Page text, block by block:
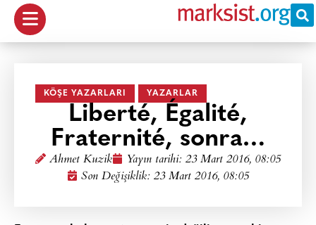
KÖŞE YAZARLARI YAZARLAR
Liberté, Égalité,
Fraternité, sonra…
Ahmet Kuzik Yayın tarihi: 23 Mart 2016, 08:05
Son Değişiklik: 23 Mart 2016, 08:05